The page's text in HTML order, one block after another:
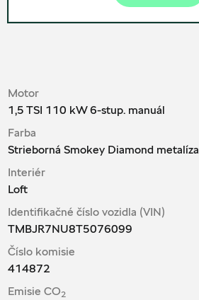
Motor
1,5 TSI 110 kW 6-stup. manuál
Farba
Strieborná Smokey Diamond metalíza
Interiér
Loft
Identifikačné číslo vozidla (VIN)
TMBJR7NU8T5076099
Číslo komisie
414872
Emisie CO2